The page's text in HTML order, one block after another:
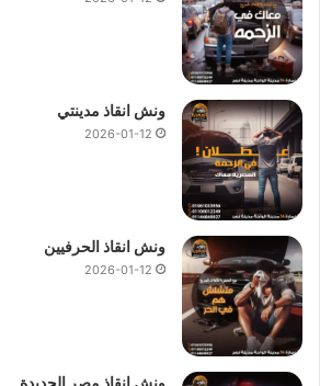
ونش انقاذ مدينتي
2026-01-12
ونش انقاذ الحرفيين
2026-01-12
ونش انقاذ مصر الجديدة